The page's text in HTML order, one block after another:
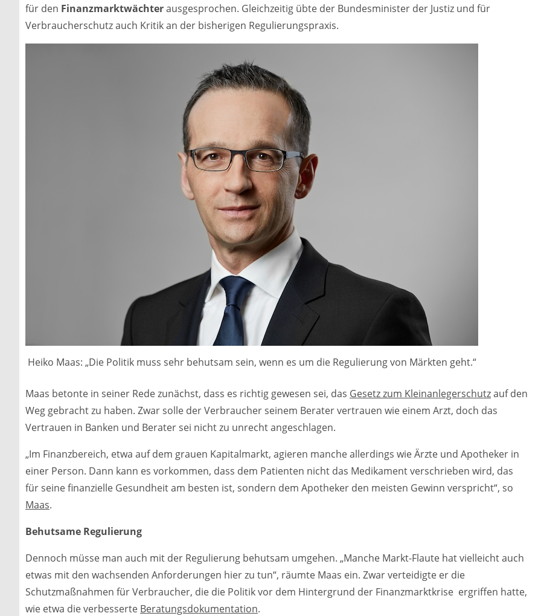
für den Finanzmarktwächterausgesprochen. Gleichzeitig übte der Bundesminister der Justiz und für
Verbraucherschutz auch Kritik an der bisherigen Regulierungspraxis.
Heiko Maas: „Die Politik muss sehr behutsam sein, wenn es um die Regulierung von Märkten geht.“
Maas betonte in seiner Rede zunächst, dass es richtig gewesen sei, das Gesetz zum Kleinanlegerschutzauf den
Weg gebracht zu haben. Zwar solle der Verbraucher seinem Berater vertrauen wie einem Arzt, doch das
Vertrauen in Banken und Berater sei nicht zu unrecht angeschlagen.
„Im Finanzbereich, etwa auf dem grauen Kapitalmarkt, agieren manche allerdings wie Ärzte und Apotheker in
einer Person. Dann kann es vorkommen, dass dem Patienten nicht das Medikament verschrieben wird, das
für seine finanzielle Gesundheit am besten ist, sondern dem Apotheker den meisten Gewinn verspricht“, so
Maas.
Behutsame Regulierung
Dennoch müsse man auch mit der Regulierung behutsam umgehen. „Manche Markt-Flaute hat vielleicht auch
etwas mit den wachsenden Anforderungen hier zu tun“, räumte Maas ein. Zwar verteidigte er die
Schutzmaßnahmen für Verbraucher, die die Politik vor dem Hintergrund der Finanzmarktkrise ergriffen hatte,
wie etwa die verbesserte Beratungsdokumentation.